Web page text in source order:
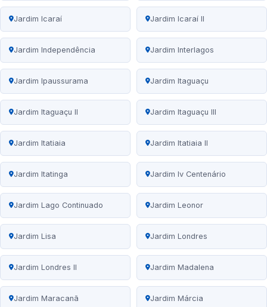
Jardim Icaraí Jardim Icaraí II
Jardim Independência Jardim Interlagos
Jardim Ipaussurama Jardim Itaguaçu
Jardim Itaguaçu II Jardim Itaguaçu III
Jardim Itatiaia Jardim Itatiaia II
Jardim Itatinga Jardim Iv Centenário
Jardim Lago Continuado Jardim Leonor
Jardim Lisa Jardim Londres
Jardim Londres II Jardim Madalena
Jardim Maracanã Jardim Márcia